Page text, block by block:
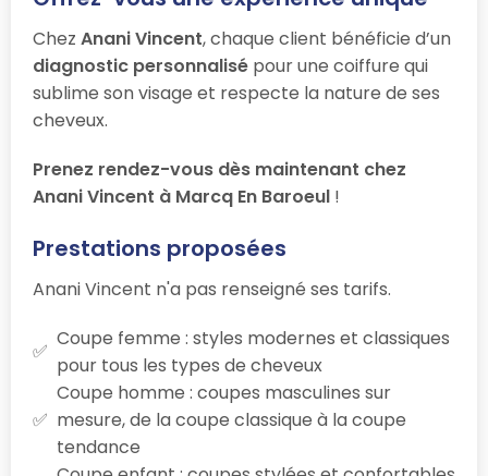
Chez Anani Vincent, chaque client bénéficie d’un
diagnostic personnalisé pour une coiffure qui
sublime son visage et respecte la nature de ses
cheveux.
Prenez rendez-vous dès maintenant chez
Anani Vincent à Marcq En Baroeul !
Prestations proposées
Anani Vincent n'a pas renseigné ses tarifs.
Coupe femme : styles modernes et classiques
pour tous les types de cheveux
Coupe homme : coupes masculines sur
mesure, de la coupe classique à la coupe
tendance